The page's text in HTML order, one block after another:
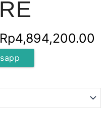
Rp4,894,200.00